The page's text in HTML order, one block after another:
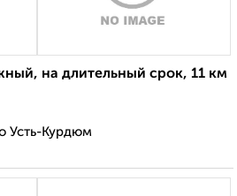
на длительный срок, 11 км
Усть-Курдюм